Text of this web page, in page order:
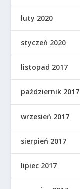
luty 2020
styczeń 2020
listopad 2017
październik 2017
wrzesień 2017
sierpień 2017
lipiec 2017